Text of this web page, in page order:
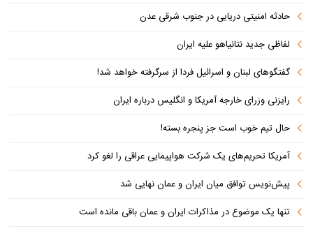
حادثه امنیتی دریایی در جنوب شرقی عدن
لفاظی جدید نتانیاهو علیه ایران
گفتگوهای لبنان و اسرائیل فردا از سرگرفته خواهد شد!
رایزنی وزرای خارجه آمریکا و انگلیس درباره ایران
حال تیم خوب است جز پنجره بسته!
آمریکا تحریم‌های یک شرکت هواپیمایی عراقی را لغو کرد
پیش‌نویس توافق میان ایران و عمان نهایی شد
تنها یک موضوع در مذاکرات ایران و عمان باقی مانده است